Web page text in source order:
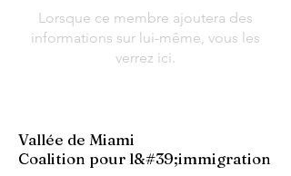
Lorsque ce membre ajoutera des
informations sur lui-même, vous les
verrez ici.
Vallée de Miami
Coalition pour l&#39;immigration